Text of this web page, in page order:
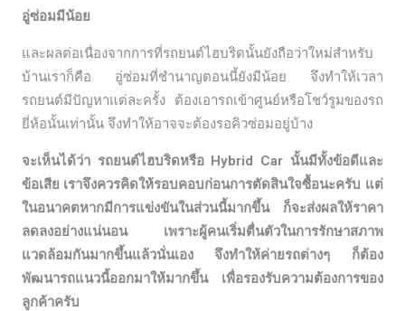
อู่ซ่อมมีน้อย
และผลต่อเนื่องจากการที่รถยนต์ไฮบริดนั้นยังถือว่าใหม่สำหรับ
บ้านเราก็คือ อู่ซ่อมที่ชำนาญตอนนี้ยังมีน้อย จึงทำให้เวลา
รถยนต์มีปัญหาแต่ละครั้ง ต้องเอารถเข้าศูนย์หรือโชว์รูมของรถ
ยี่ห้อนั้นเท่านั้น จึงทำให้อาจจะต้องรอคิวซ่อมอยู่บ้าง
จะเห็นได้ว่า รถยนต์ไฮบริดหรือ Hybrid Car นั้นมีทั้งข้อดีและ
ข้อเสีย เราจึงควรคิดให้รอบคอบก่อนการตัดสินใจซื้อนะครับ แต่
ในอนาคตหากมีการแข่งขันในส่วนนี้มากขึ้น ก็จะส่งผลให้ราคา
ลดลงอย่างแน่นอน เพราะผู้คนเริ่มตื่นตัวในการรักษาสภาพ
แวดล้อมกันมากขึ้นแล้วนั่นเอง จึงทำให้ค่ายรถต่างๆ ก็ต้อง
พัฒนารถแนวนี้ออกมาให้มากขึ้น เพื่อรองรับความต้องการของ
ลูกค้าครับ